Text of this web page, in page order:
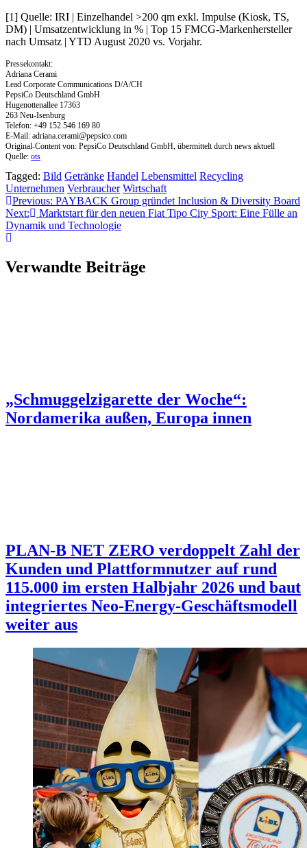
[1] Quelle: IRI | Einzelhandel >200 qm exkl. Impulse (Kiosk, TS,
DM) | Umsatzentwicklung in % | Top 15 FMCG-Markenhersteller
nach Umsatz | YTD August 2020 vs. Vorjahr.
Pressekontakt:
Adriana Cerami
Lead Corporate Communications D/A/CH
PepsiCo Deutschland GmbH
Hugenottenallee 17363
263 Neu-Isenburg
Telefon: +49 152 546 169 80
E-Mail: adriana.cerami@pepsico.com
Original-Content von: PepsiCo Deutschland GmbH, übermittelt durch news aktuell
Quelle: ots
Tagged: Bild Getränke Handel Lebensmittel Recycling
Unternehmen Verbraucher Wirtschaft
Beitragsnavigation
Previous: PAYBACK Group gründet Inclusion & Diversity Board
Next:
Marktstart für den neuen Fiat Tipo City Sport: Eine Fülle an
Dynamik und Technologie
Verwandte Beiträge
„Schmuggelzigarette der Woche“:
Nordamerika außen, Europa innen
PLAN-B NET ZERO verdoppelt Zahl der
Kunden und Plattformnutzer auf rund
115.000 im ersten Halbjahr 2026 und baut
integriertes Neo-Energy-Geschäftsmodell
weiter aus